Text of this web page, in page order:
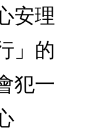
安理
」的
犯一